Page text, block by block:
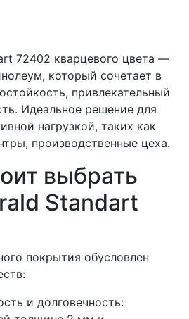
72402 кварцевого цвета —
который сочетает в
привлекательный
Идеальное решение для
нагрузкой, таких как
производственные цеха.
выбрать
Standart
покрытия обусловлен
и долговечность: